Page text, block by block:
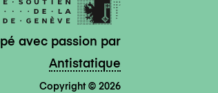
avec passion par
Antistatique
Copyright © 2026